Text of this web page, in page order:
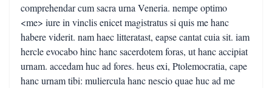
comprehendar cum sacra urna Veneria. nempe optimo
<me> iure in vinclis enicet magistratus si quis me hanc
habere viderit. nam haec litteratast, eapse cantat cuia sit. iam
hercle evocabo hinc hanc sacerdotem foras, ut hanc accipiat
urnam. accedam huc ad fores. heus exi, Ptolemocratia, cape
hanc urnam tibi: muliercula hanc nescio quae huc ad me